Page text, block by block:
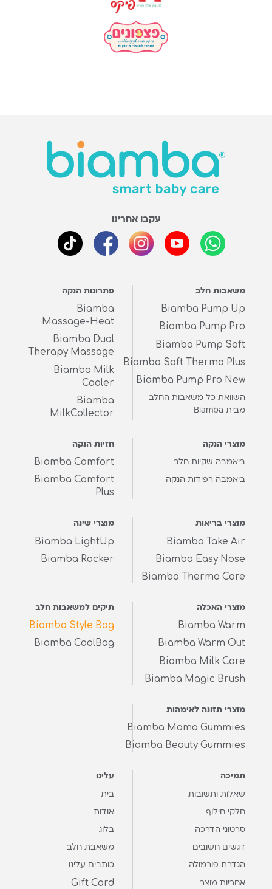
עקבו אחרינו
משאבות חלב
Biamba Pump Up
Biamba Pump Pro
Biamba Pump Soft
Biamba Soft Thermo Plus
Biamba Pump Pro New
השוואת כל משאבות החלב
מבית Biamba
פתרונות הנקה
Biamba
Massage-Heat
Biamba Dual
Therapy Massage
Biamba Milk
Cooler
Biamba
MilkCollector
מוצרי הנקה
ביאמבה שקיות חלב
ביאמבה רפידות הנקה
חזיות הנקה
Biamba Comfort
Biamba Comfort
Plus
מוצרי בריאות
Biamba Take Air
Biamba Easy Nose
Biamba Thermo Care
מוצרי שינה
Biamba LightUp
Biamba Rocker
מוצרי האכלה
Biamba Warm
Biamba Warm Out
Biamba Milk Care
Biamba Magic Brush
תיקים למשאבות חלב
Biamba Style Bag
Biamba CoolBag
מוצרי תזונה לאימהות
Biamba Mama Gummies
Biamba Beauty Gummies
תמיכה
שאלות ותשובות
חלקי חילוף
סרטוני הדרכה
דגשים חשובים
הגדרת פורמולה
אחריות מוצר
עלינו
בית
אודות
בלוג
משאבת חלב
כותבים עלינו
Gift Card